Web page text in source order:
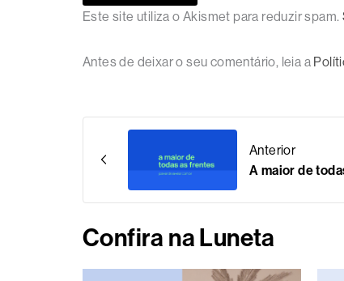
Este site utiliza o Akismet para reduzir spam.
Antes de deixar o seu comentário, leia a
Anterior
A maior de
Confira na Luneta